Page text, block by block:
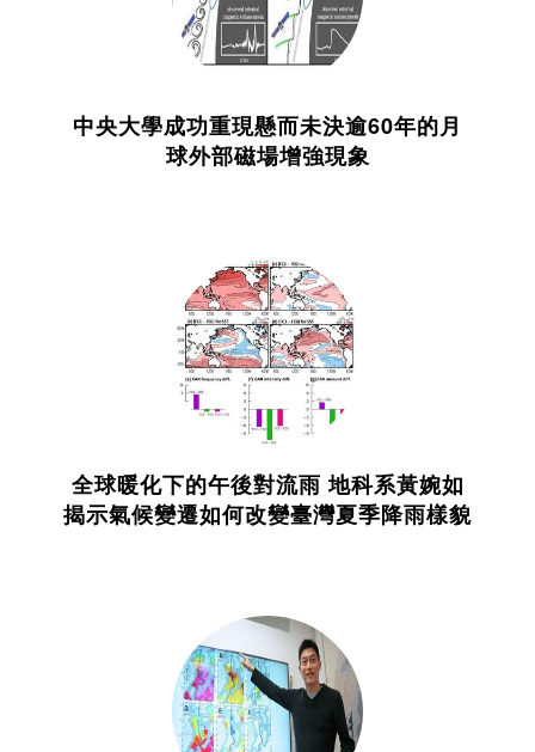
中央大學成功重現懸而未決逾60年的月
球外部磁場增強現象
全球暖化下的午後對流雨 地科系黃婉如
揭示氣候變遷如何改變臺灣夏季降雨樣貌